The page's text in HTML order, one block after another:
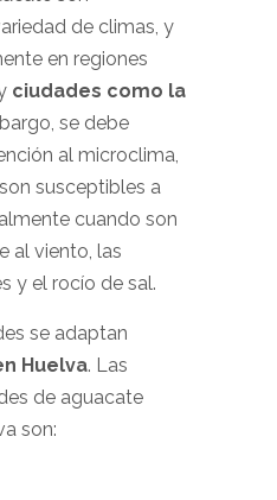
de climas, y
en regiones
ciudades como la
se debe
al microclima,
susceptibles a
cuando son
al viento, las
y el rocío de sal.
se adaptan
Huelva. Las
de aguacate
son: